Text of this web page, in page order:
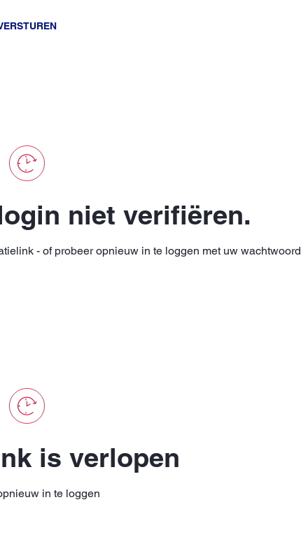
niet verifiëren.
- of probeer opnieuw in te loggen met uw wachtwoord
is verlopen
in te loggen